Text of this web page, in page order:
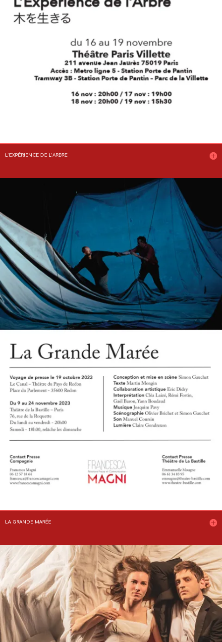
L’EXPÉRIENCE DE L’ARBRE
LA GRANDE MARÉE